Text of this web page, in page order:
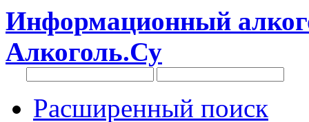
Информационный
Алкоголь.Су
Расширенный поиск